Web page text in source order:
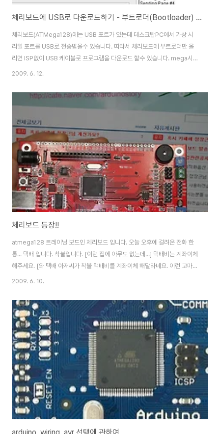
체리보드에 USB로 다운로드하기 - 부트로더(Bootloader) 심기
체리보드(ATMega128)에는 USB 포트가 있는데 데스크탑PC에서 가상 시
리얼 포트를 USB로 전송받을수 있습니다. 따라서 체리보드에 부트로더만 올
리면 ISP없이 USB 케이블로 프로그램을 다운로드 할수 있습니다. mega시리
즈 AVR에 올릴수 있는 부트로더는 여러가지가 공개되어 있습니다. 1.
http://cafe.naver.com/ilovemicom 3. megaboot1.07 -
http://club.paran.com/club/home.do?clubid=dig-bbsView.do?
menuno=13911-clubno=69-bbs_no=0WaPp 4. megaboot1.02 -
http://club.pa..
2009. 6. 12.
체리보드 등장!!
atmega128 트레이닝 보드인 체리보드 입니다. 오늘 오후에 걸려온 전화 한
통... 택배 입니다. 착불입니다. [이런 집에 아무도 없는데...] 택배비는 계좌이체
해주세요. [와 택배 아저씨가 착불 택배비를 계좌이체 해달라네요. 이런 고마울
때가...체리보드 오늘 구경 못하는 줄 알았네...] 실물을 보니 보드가 사진보다
데....ISP가 아직 도착을 안했네요. 체리보드는 하루만에 왔는데 ISP는 왜 이렇
게 오래걸리는지... 손가락이 근질 근질하네요. 아두이노 스토리 카페 매니저님
덕에 체리보드를 써볼수 있게 되었습니다. 감사합니다. ^^ 아두이노도 버벅대
고 있는데 체리 배울려면 공부 열심히 해야겠네요.
2009. 6. 10.